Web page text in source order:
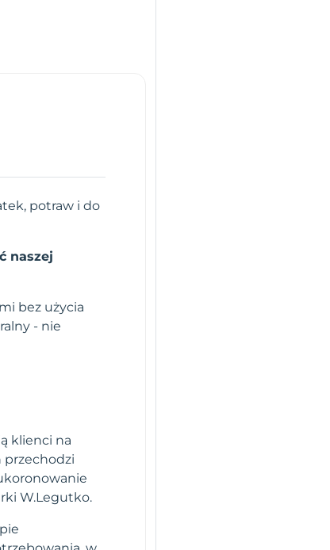
potraw i do
naszej
bez użycia
- nie
klienci na
przechodzi
W.Legutko.